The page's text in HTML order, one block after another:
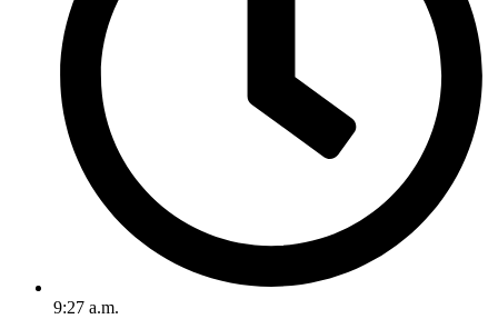
9:27 a.m.